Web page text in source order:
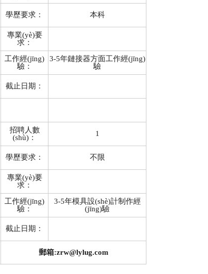
學歷要求： 本科
專業(yè)要
求：
工作經(jīng)
驗：
3-5年鏈接器方面工作經(jīng)
驗
截止日期：
招聘人數
(shù)：
1
學歷要求： 不限
專業(yè)要
求：
工作經(jīng)
驗：
3-5年模具設(shè)計制作經
(jīng)驗
截止日期：
郵箱:zrw@lylug.com